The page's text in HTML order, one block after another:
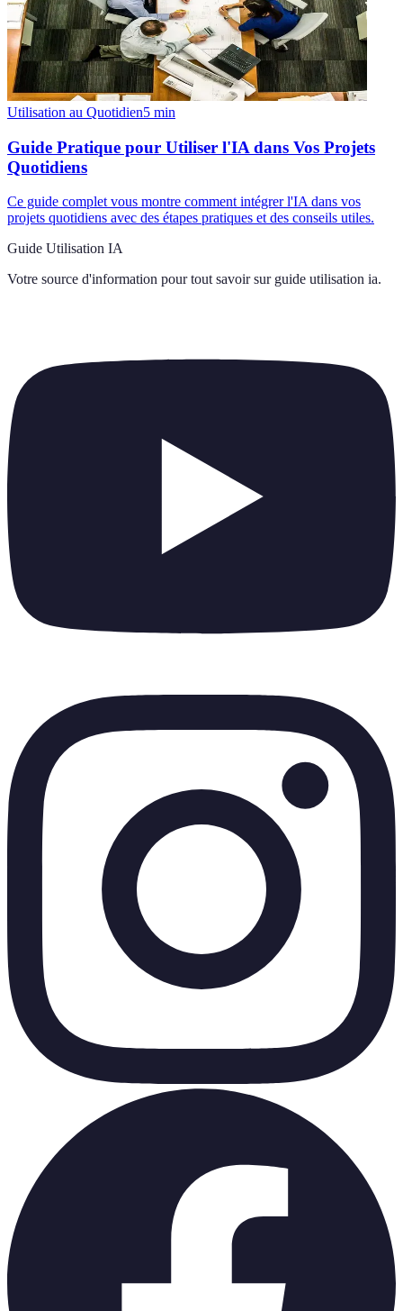
Utilisation au Quotidien5 min
Guide Pratique pour Utiliser l'IA dans Vos Projets
Quotidiens
Ce guide complet vous montre comment intégrer l'IA dans vos
projets quotidiens avec des étapes pratiques et des conseils utiles.
Guide Utilisation IA
Votre source d'information pour tout savoir sur guide utilisation ia.